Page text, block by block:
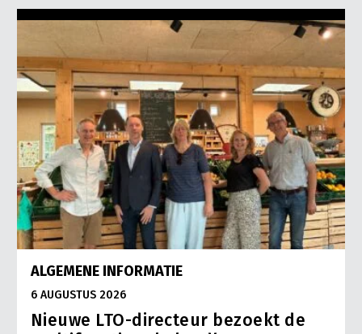
ALGEMENE INFORMATIE
6 AUGUSTUS 2026
Nieuwe LTO-directeur bezoekt de